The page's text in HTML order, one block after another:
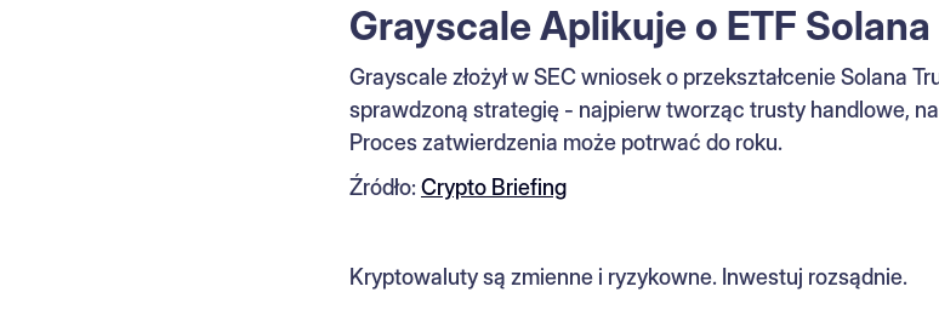
Grayscale Aplikuje o ETF Solana
Grayscale złożył w SEC wniosek o przekształcenie Solana
sprawdzoną strategię - najpierw tworząc trusty handlowe,
Proces zatwierdzenia może potrwać do roku.
Źródło:Crypto Briefing
Kryptowaluty są zmienne i ryzykowne. Inwestuj rozsądnie.